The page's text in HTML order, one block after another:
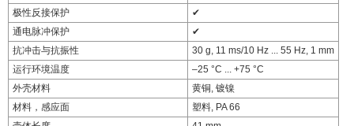
极性反接保护
✔
通电脉冲保护
✔
抗冲击与抗振性
30 g, 11 ms/10 Hz ... 55 Hz, 1 mm
运行环境温度
–25 °C ... +75 °C
外壳材料
黄铜, 镀镍
材料，感应面
塑料, PA 66